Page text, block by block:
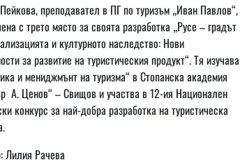
преподавател в ПГ по туризъм „Иван Павлов“,
с трето място за своята разработка „Русе – градът
и културното наследство: Нови
за развитие на туристическия продукт“. Тя изучава
и мениджмънт на туризма“ в Стопанска академия
А. Ценов“ – Свищов и участва в 12-ия Национален
конкурс за най-добра разработка на туристическа
Лилия Рачева